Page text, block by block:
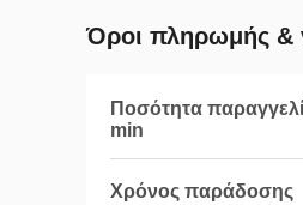
Όροι πληρωμής &
Ποσότητα
min
Χρόνος παράδοσης